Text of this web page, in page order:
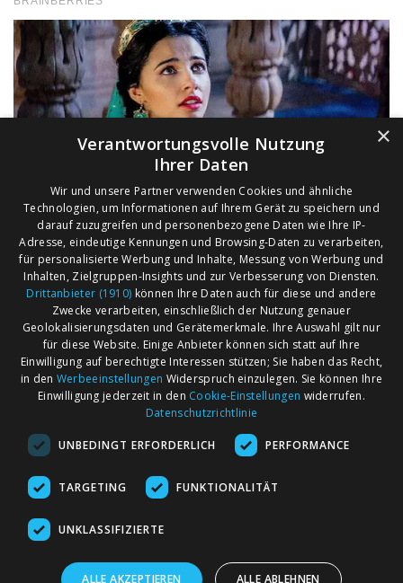
AGB
Impressum
Kontakt
Märkte nach Bundesländern
Märkte nach PLZ
Märkte nach Umkreis
Flohmarkt
×
Verantwortungsvolle Nutzung
Ihrer Daten
Wir und unsere Partner verwenden Cookies und ähnliche
Technologien, um Informationen auf Ihrem Gerät zu speichern und
darauf zuzugreifen und personenbezogene Daten wie Ihre IP-
Adresse, eindeutige Kennungen und Browsing-Daten zu verarbeiten,
für personalisierte Werbung und Inhalte, Messung von Werbung und
Inhalten, Zielgruppen-Insights und zur Verbesserung von Diensten.
Drittanbieter (1910) können Ihre Daten auch für diese und andere
Zwecke verarbeiten, einschließlich der Nutzung genauer
Geolokalisierungsdaten und Gerätemerkmale. Ihre Auswahl gilt nur
für diese Website. Einige Anbieter können sich statt auf Ihre
Einwilligung auf berechtigte Interessen stützen; Sie haben das Recht,
in den Werbeeinstellungen Widerspruch einzulegen. Sie können Ihre
Einwilligung jederzeit in den Cookie-Einstellungen widerrufen.
Datenschutzrichtlinie
UNBEDINGT ERFORDERLICH PERFORMANCE
TARGETING FUNKTIONALITÄT
UNKLASSIFIZIERTE
ALLE AKZEPTIEREN ALLE ABLEHNEN